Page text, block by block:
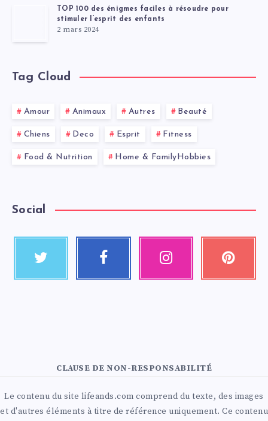
TOP 100 des énigmes faciles à résoudre pour
stimuler l’esprit des enfants
2 mars 2024
Tag Cloud
Amour Animaux Autres Beauté
Chiens Deco Esprit Fitness
Food & Nutrition Home & FamilyHobbies
Social
CLAUSE DE NON-RESPONSABILITÉ
Le contenu du site lifeands.com comprend du texte, des images
et d'autres éléments à titre de référence uniquement. Ce contenu